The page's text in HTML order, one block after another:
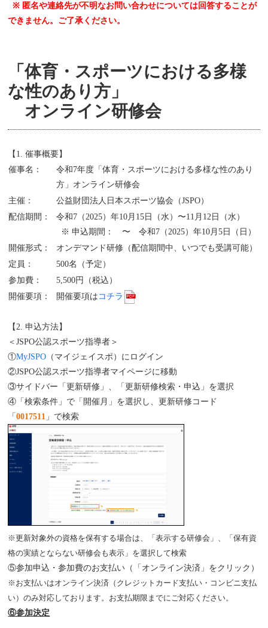
※ 匿名や連絡先が不明なお問い合わせについては回答することが
できません。ご了承ください。
「体育・スポーツにおける多様
な性のあり方」
オンライン研修会
【1. 催事概要】
催事名：
令和7年度「体育・スポーツにおける多様な性のあり
方」オンライン研修会
主催：
公益財団法人日本スポーツ協会（JSPO）
配信期間：
令和7（2025）年10月15日（水）〜11月12日（水）
※ 申込期間： 〜 令和7（2025）年10月5日（日）
開催形式：
オンデマンド研修（配信期間中、いつでも受講可能）
定員：
500名（予定）
参加費：
5,500円（税込）
開催要項：
開催要項は コチラ
【2. 申込方法】
＜JSPO公認スポーツ指導者＞
①MyJSPO （マイジェイスポ）にログイン
②JSPO公認スポーツ指導者マイページに移動
③サイドバー「更新研修」、「更新研修検索・申込」を選択
④「検索条件」で「開催月」を選択し、更新研修コード
「0017511 」で検索
※更新対象外の資格を保有する場合は、「表示する研修会」、「保有資
格の実績とならない研修会も表示」を選択して検索
⑤参加申込・参加費のお支払い（「オンライン決済」をクリック）
※お支払いはオンライン決済（クレジットカード支払い・コンビニ支払
い）のみ対応しております。お支払期限までにご対応ください。
⑥参加決定